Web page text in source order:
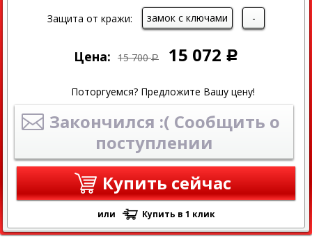
Защита от кражи: замок с ключами -
Цена: 15 700 Р 15 072 Р
Поторгуемся? Предложите Вашу цену!
Закончился :( Сообщить о
поступлении
Купить сейчас
или Купить в 1 клик